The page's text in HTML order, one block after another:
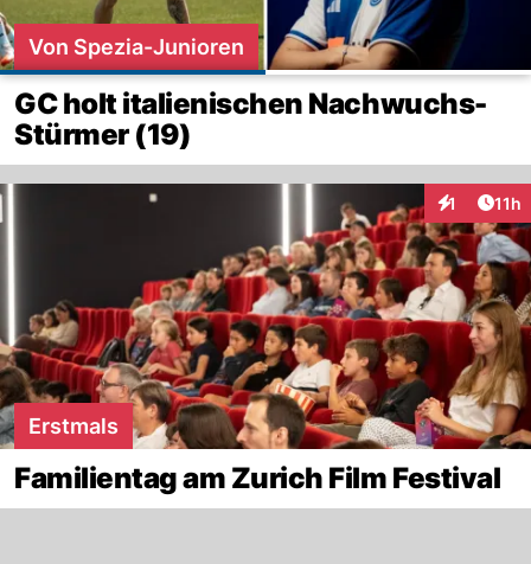
Von Spezia-Junioren
GC holt italienischen Nachwuchs-
Stürmer (19)
1 11h
Erstmals
Familientag am Zurich Film Festival